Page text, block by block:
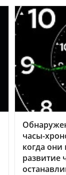
часы-
когда они
развитие